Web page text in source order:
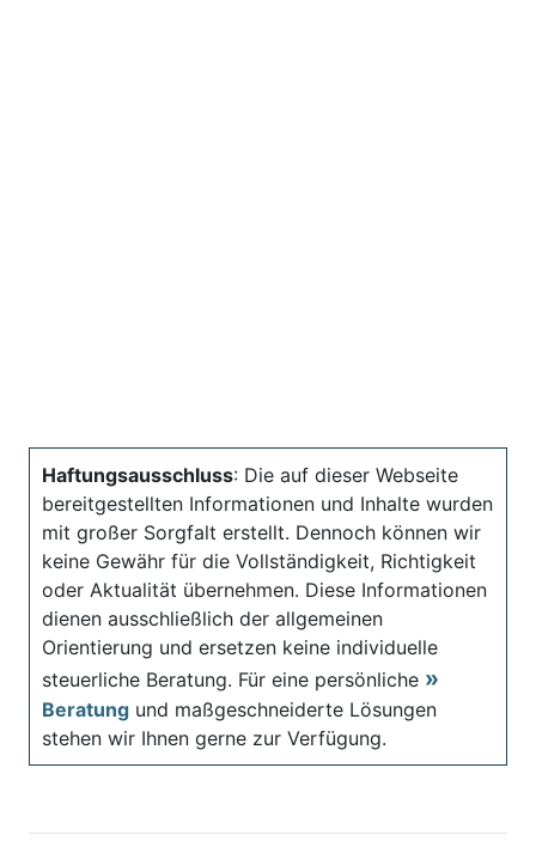
Haftungsausschluss: Die auf dieser Webseite
bereitgestellten Informationen und Inhalte wurden
mit großer Sorgfalt erstellt. Dennoch können wir
keine Gewähr für die Vollständigkeit, Richtigkeit
oder Aktualität übernehmen. Diese Informationen
dienen ausschließlich der allgemeinen
Orientierung und ersetzen keine individuelle
steuerliche Beratung. Für eine persönliche
Beratung und maßgeschneiderte Lösungen
stehen wir Ihnen gerne zur Verfügung.